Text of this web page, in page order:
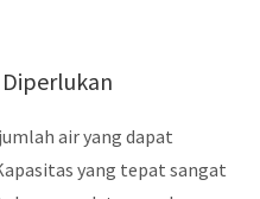
air yang dapat
yang tepat sangat